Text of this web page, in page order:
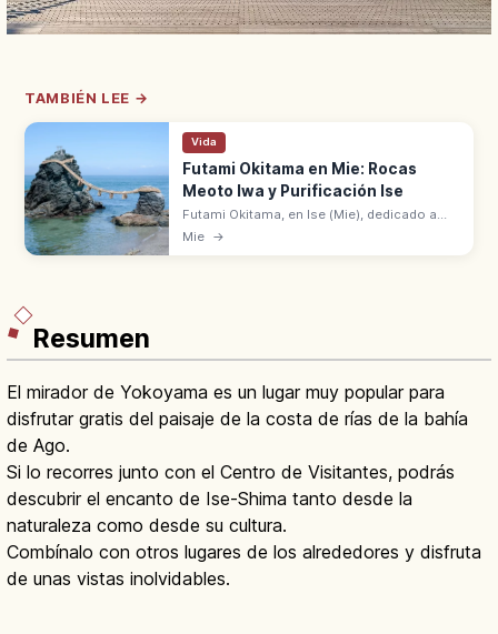
TAMBIÉN LEE →
Vida
Futami Okitama en Mie: Rocas
Meoto Iwa y Purificación Ise
Futami Okitama, en Ise (Mie), dedicado a
Sarutahiko Okami. Rocas Meoto Iwa unidas
Mie →
Resumen
El mirador de Yokoyama es un lugar muy popular para
disfrutar gratis del paisaje de la costa de rías de la bahía
de Ago.
Si lo recorres junto con el Centro de Visitantes, podrás
descubrir el encanto de Ise-Shima tanto desde la
naturaleza como desde su cultura.
Combínalo con otros lugares de los alrededores y disfruta
de unas vistas inolvidables.